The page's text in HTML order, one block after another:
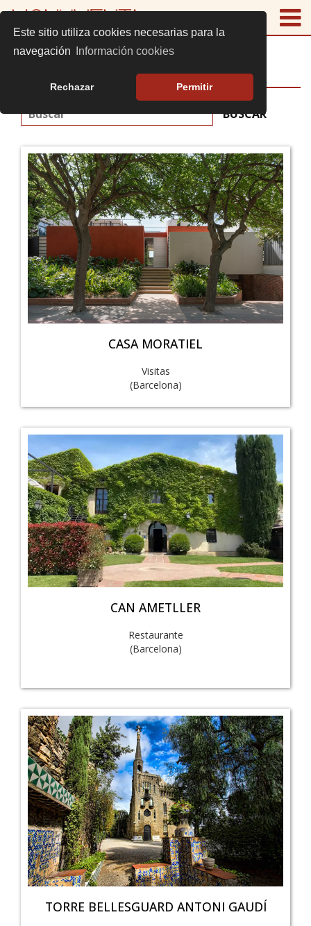
Este sitio utiliza cookies necesarias para la
navegación
Información cookies
Rechazar Permitir
EDIFICIOS MONUMENTA
CASA MORATIEL
Visitas
(Barcelona)
CAN AMETLLER
Restaurante
(Barcelona)
TORRE BELLESGUARD ANTONI GAUDÍ